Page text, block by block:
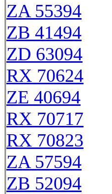
ZA 55394
ZB 41494
ZD 63094
RX 70624
ZE 40694
RX 70717
RX 70823
ZA 57594
ZB 52094